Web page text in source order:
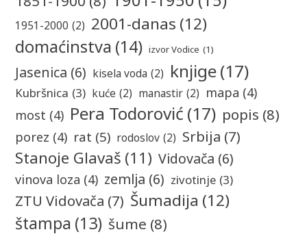
1951-2000 (2) 2001-danas (12)
domaćinstva (14) izvor Vodice (1)
Jasenica (6) kisela voda (2) knjige(17)
Kubršnica (3) kuće (2) manastir (2) mapa (4)
most (4) Pera Todorović (17) popis (8)
porez (4) rat (5) rodoslov (2) Srbija (7)
Stanoje Glavaš (11) Vidovača (6)
vinova loza (4) zemlja (6) zivotinje (3)
ZTU Vidovača (7) Šumadija (12)
štampa (13) šume (8)